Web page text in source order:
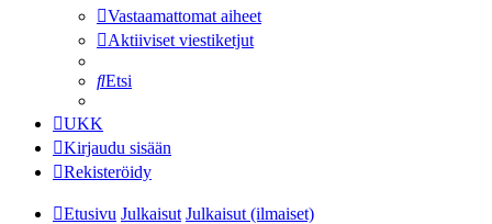
Vastaamattomat aiheet
Aktiiviset viestiketjut
Etsi
UKK
Kirjaudu sisään
Rekisteröidy
Etusivu Julkaisut Julkaisut (ilmaiset)